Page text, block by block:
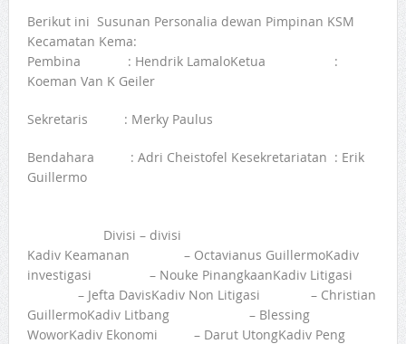
Berikut ini Susunan Personalia dewan Pimpinan KSM
Kecamatan Kema:
Pembina : Hendrik LamaloKetua :
Koeman Van K Geiler
Sekretaris : Merky Paulus
Bendahara : Adri Cheistofel Kesekretariatan : Erik
Guillermo
Divisi – divisi
Kadiv Keamanan – Octavianus GuillermoKadiv
investigasi – Nouke PinangkaanKadiv Litigasi
– Jefta DavisKadiv Non Litigasi – Christian
GuillermoKadiv Litbang – Blessing
WoworKadiv Ekonomi – Darut UtongKadiv Peng